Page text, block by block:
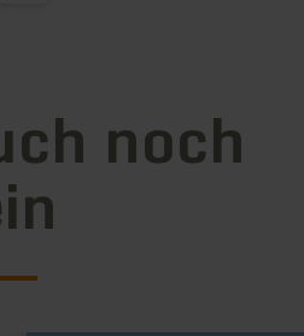
noch